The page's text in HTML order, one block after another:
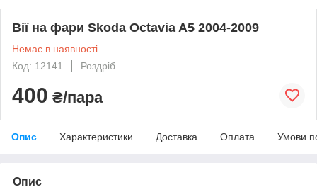
Вії на фари Skoda Octavia A5 2004-2009
Немає в наявності
Код: 12141
Роздріб
400 ₴/пара
Опис Характеристики Доставка Оплата Умови
Опис